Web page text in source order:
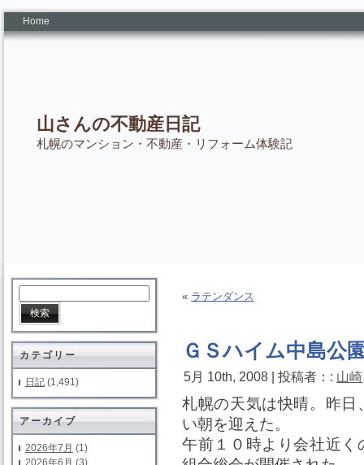
Home
山さんの不動産日記
札幌のマンション・不動産・リフォーム体験記
カテゴリー
日記 (1,491)
アーカイブ
2026年7月 (1)
2026年6月 (3)
« ラテンダンス
ＧＳハイム中島公
5月 10th, 2008 | 投稿者：: 山崎
札幌の天気は快晴。昨
い朝を迎えた。
午前１０時より会社近